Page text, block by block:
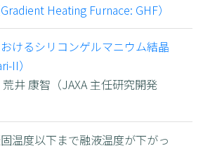
Heating Furnace: GHF）
けるシリコンゲルマニウム結晶
II）
荒井 康智（JAXA 主任研究開発
温度以下まで融液温度が下がっ